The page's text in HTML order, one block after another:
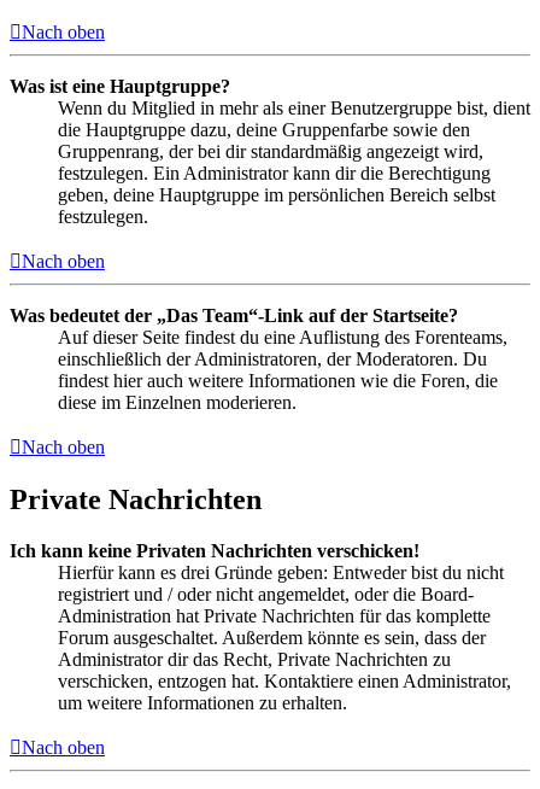
Nach oben
Was ist eine Hauptgruppe?
Wenn du Mitglied in mehr als einer Benutzergruppe bist, dient
die Hauptgruppe dazu, deine Gruppenfarbe sowie den
Gruppenrang, der bei dir standardmäßig angezeigt wird,
festzulegen. Ein Administrator kann dir die Berechtigung
geben, deine Hauptgruppe im persönlichen Bereich selbst
festzulegen.
Nach oben
Was bedeutet der „Das Team“-Link auf der Startseite?
Auf dieser Seite findest du eine Auflistung des Forenteams,
einschließlich der Administratoren, der Moderatoren. Du
findest hier auch weitere Informationen wie die Foren, die
diese im Einzelnen moderieren.
Nach oben
Private Nachrichten
Ich kann keine Privaten Nachrichten verschicken!
Hierfür kann es drei Gründe geben: Entweder bist du nicht
registriert und / oder nicht angemeldet, oder die Board-
Administration hat Private Nachrichten für das komplette
Forum ausgeschaltet. Außerdem könnte es sein, dass der
Administrator dir das Recht, Private Nachrichten zu
verschicken, entzogen hat. Kontaktiere einen Administrator,
um weitere Informationen zu erhalten.
Nach oben